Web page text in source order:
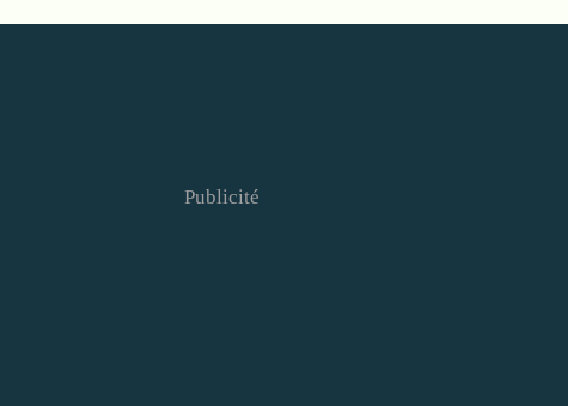
Publicité